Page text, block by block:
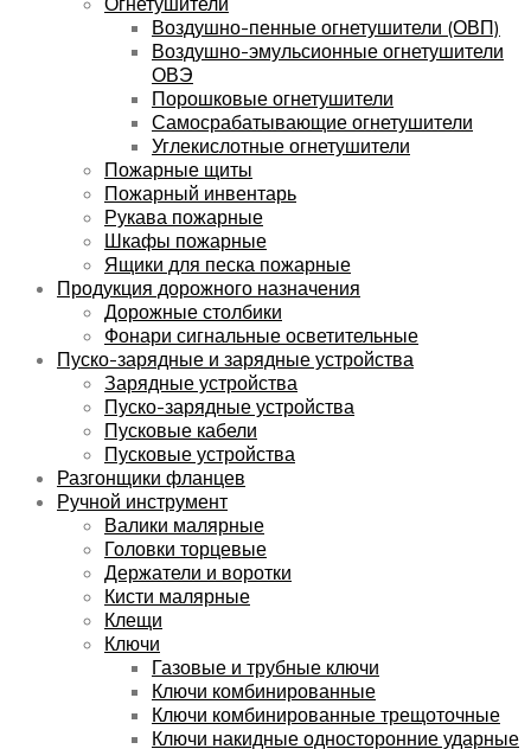
Воздушно-пенные огнетушители (ОВП)
Воздушно-эмульсионные огнетушители
ОВЭ
Порошковые огнетушители
Самосрабатывающие огнетушители
Углекислотные огнетушители
Пожарные щиты
Пожарный инвентарь
Рукава пожарные
Шкафы пожарные
Ящики для песка пожарные
Продукция дорожного назначения
Дорожные столбики
Фонари сигнальные осветительные
Пуско-зарядные и зарядные устройства
Зарядные устройства
Пуско-зарядные устройства
Пусковые кабели
Пусковые устройства
Разгонщики фланцев
Ручной инструмент
Валики малярные
Головки торцевые
Держатели и воротки
Кисти малярные
Клещи
Ключи
Газовые и трубные ключи
Ключи комбинированные
Ключи комбинированные трещоточные
Ключи накидные односторонние ударные